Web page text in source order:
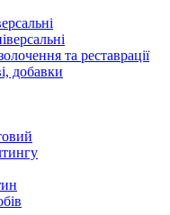
та реставрації
добавки